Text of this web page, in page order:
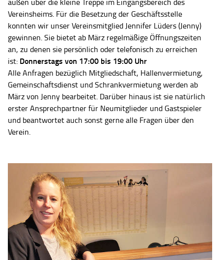
außen über die kleine Treppe im Eingangsbereich des
Vereinsheims. Für die Besetzung der Geschäftsstelle
konnten wir unser Vereinsmitglied Jennifer Lüders (Jenny)
gewinnen. Sie bietet ab März regelmäßige Öffnungszeiten
an, zu denen sie persönlich oder telefonisch zu erreichen
ist: Donnerstags von 17:00 bis 19:00 Uhr
Alle Anfragen bezüglich Mitgliedschaft, Hallenvermietung,
Gemeinschaftsdienst und Schrankvermietung werden ab
März von Jenny bearbeitet. Darüber hinaus ist sie natürlich
erster Ansprechpartner für Neumitglieder und Gastspieler
und beantwortet auch sonst gerne alle Fragen über den
Verein.